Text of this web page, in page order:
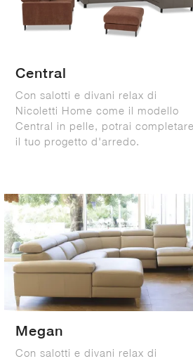
Central
Con salotti e divani relax di
Nicoletti Home come il modello
Central in pelle, potrai completare
il tuo progetto d'arredo.
Megan
Con salotti e divani relax di